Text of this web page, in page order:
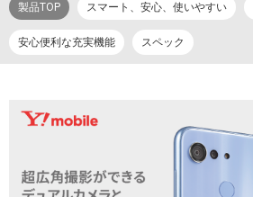
製品TOP スマート、安心、使いやすい
安心便利な充実機能 スペック